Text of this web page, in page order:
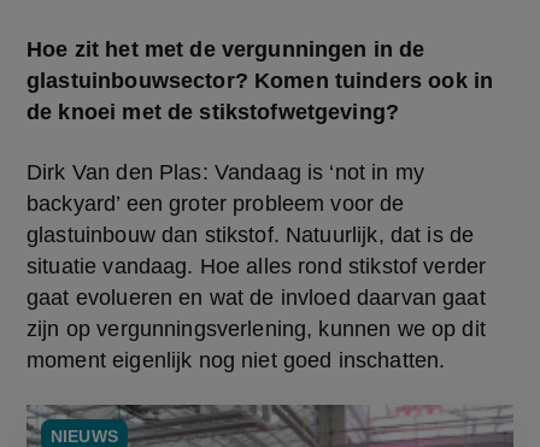
Hoe zit het met de vergunningen in de
glastuinbouwsector? Komen tuinders ook in
de knoei met de stikstofwetgeving?
Dirk Van den Plas: Vandaag is ‘not in my
backyard’ een groter probleem voor de
glastuinbouw dan stikstof. Natuurlijk, dat is de
situatie vandaag. Hoe alles rond stikstof verder
gaat evolueren en wat de invloed daarvan gaat
zijn op vergunningsverlening, kunnen we op dit
moment eigenlijk nog niet goed inschatten.
NIEUWS